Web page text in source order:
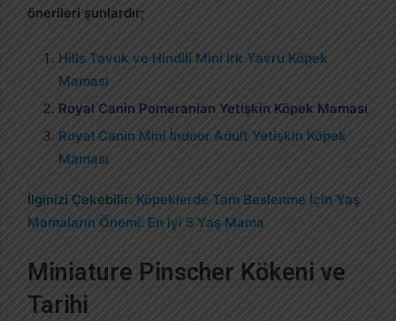
önerileri şunlardır;
Hills Tavuk ve Hindili Mini Irk Yavru Köpek
Maması
Royal Canin Pomeranian Yetişkin Köpek Maması
Royal Canin Mini İndoor Adult Yetişkin Köpek
Maması
İlginizi Çekebilir: Köpeklerde Tam Beslenme İçin Yaş
Mamaların Önemi: En İyi 5 Yaş Mama
Miniature Pinscher Kökeni ve
Tarihi